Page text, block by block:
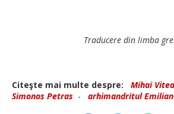
Traducere din limba
Citeşte mai multe despre: Mihai
Simonos Petras - arhimandritul